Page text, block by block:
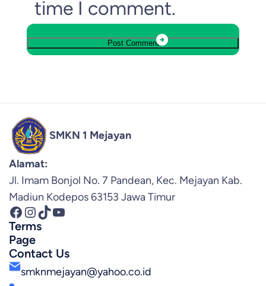
time I comment.
SMKN 1 Mejayan
Alamat:
Jl. Imam Bonjol No. 7 Pandean, Kec. Mejayan Kab.
Madiun Kodepos 63153 Jawa Timur
Facebook InstagramTikTok YouTube
Terms
Page
Contact Us
smknmejayan@yahoo.co.id